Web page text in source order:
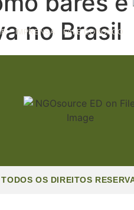
IMPRENSA FALE CONOSCO
no Brasil
OS DIREITOS